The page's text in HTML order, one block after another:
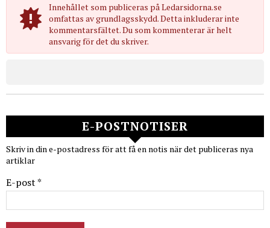
Innehållet som publiceras på Ledarsidorna.se
omfattas av grundlagsskydd. Detta inkluderar inte
kommentarsfältet. Du som kommenterar är helt
ansvarig för det du skriver.
E-POSTNOTISER
Skriv in din e-postadress för att få en notis när det publiceras nya
artiklar
E-post *